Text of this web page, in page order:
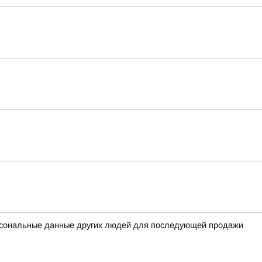
данные других людей для последующей продажи